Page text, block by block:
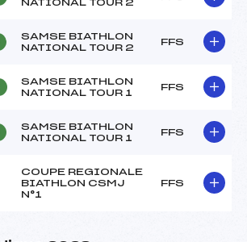
NATIONAL TOUR 2
SAMSE BIATHLON
NATIONAL TOUR 2
FFS
SAMSE BIATHLON
NATIONAL TOUR 1
FFS
SAMSE BIATHLON
NATIONAL TOUR 1
FFS
COUPE REGIONALE
BIATHLON CSMJ
N°1
FFS